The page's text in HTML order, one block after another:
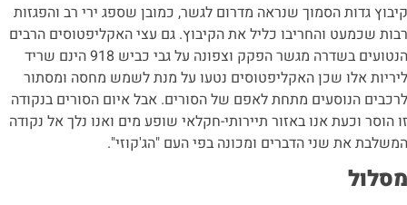
קיבוץ גדות הסמוך שנראה מדרום לגשר, כמובן שספג ירי רב והפגזות
רבות שכמעט והחריבו כליל את הקיבוץ. גם עצי האקליפטוסים הרבים
הנטועים בשדרה מגשר הפקק וצפונה על גבי כביש 918 הינם שריד
ליריות אלו שכן האקליפטוסים נטעו על מנת לשמש מחסה ומסתור
לרכבים הנוסעים מתחת לאפם של הסורים. אבל איום הסורים בנקודה
זו הוסר וכעת אנו באזור תיירותי-חקלאי שופע מים ואנו נלך אל נקודה
המשלבת את שני הדברים ומכונה בפי העם "הג'קוזי".
מסלול